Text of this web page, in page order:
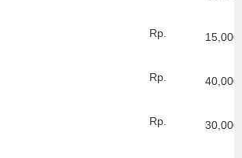
Rp. 15,000
Rp. 40,000
Rp. 30,000